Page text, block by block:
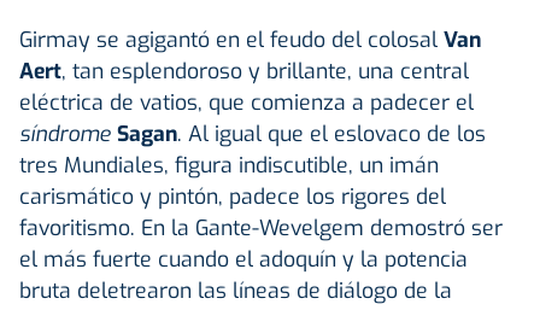
Girmay se agigantó en el feudo del colosal Van
Aert, tan esplendoroso y brillante, una central
eléctrica de vatios, que comienza a padecer el
síndrome Sagan. Al igual que el eslovaco de los
tres Mundiales, figura indiscutible, un imán
carismático y pintón, padece los rigores del
favoritismo. En la Gante-Wevelgem demostró ser
el más fuerte cuando el adoquín y la potencia
bruta deletrearon las líneas de diálogo de la